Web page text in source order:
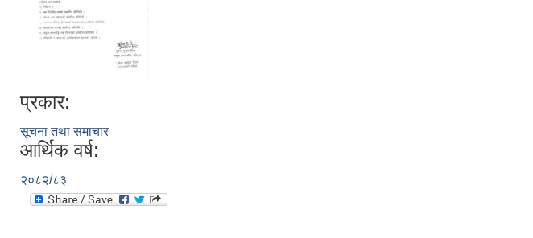
प्रकार:
सूचना तथा समाचार
आर्थिक वर्ष:
२०८२/८३